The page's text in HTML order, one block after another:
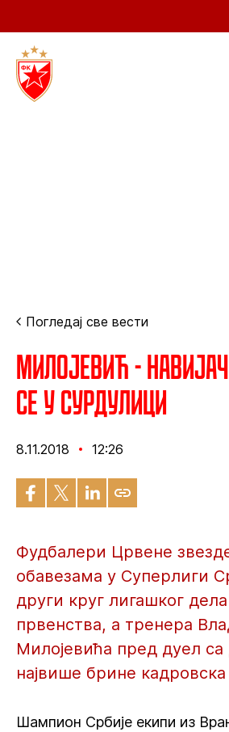
Погледај све вести
Милојевић -
се у Сурдулици
8.11.2018 12:26
Фудбалери Црвене
обавезама у Суперлиги
други круг лигашког
првенства, а тренера
Милојевића пред дуел
највише брине кадровска
Шампион Србије екипи из